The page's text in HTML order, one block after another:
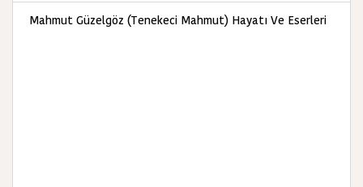
Mahmut Güzelgöz (Tenekeci Mahmut) Hayatı Ve Eserleri